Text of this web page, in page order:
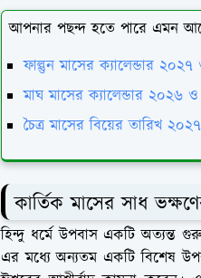
আপনার পছন্দ হতে পারে এমন
ফাল্গুন মাসের ক্যালেন্ডার
মাঘ মাসের ক্যালেন্ডার ২০২৬
চৈত্র মাসের বিয়ের তারিখ
কার্তিক মাসের সাধ
হিন্দু ধর্মে উপবাস একটি অত্যন্ত
এর মধ্যে অন্যতম একটি বিশেষ